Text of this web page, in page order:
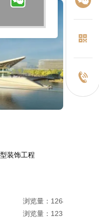
装饰工程
浏览量：1264
浏览量：1233